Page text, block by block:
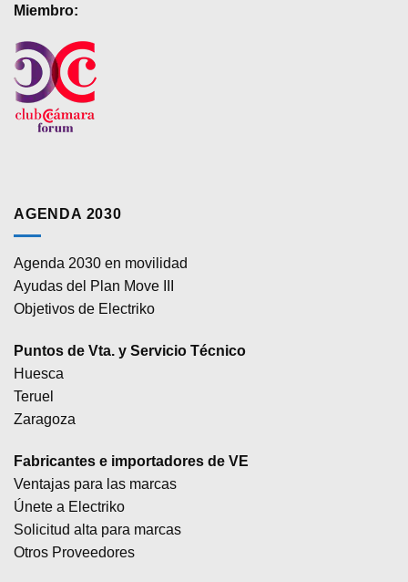
Miembro:
AGENDA 2030
Agenda 2030 en movilidad
Ayudas del Plan Move III
Objetivos de Electriko
Puntos de Vta. y Servicio Técnico
Huesca
Teruel
Zaragoza
Fabricantes e importadores de VE
Ventajas para las marcas
Únete a Electriko
Solicitud alta para marcas
Otros Proveedores